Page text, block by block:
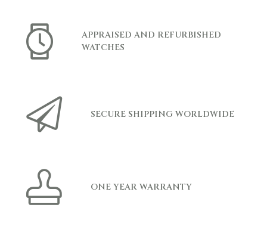
APPRAISED AND REFURBISHED
WATCHES
SECURE SHIPPING WORLDWIDE
ONE YEAR WARRANTY